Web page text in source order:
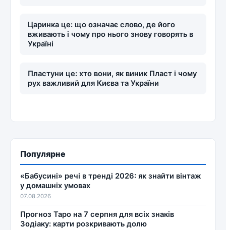
Царинка це: що означає слово, де його
вживають і чому про нього знову говорять в
Україні
Пластуни це: хто вони, як виник Пласт і чому
рух важливий для Києва та України
Популярне
«Бабусині» речі в тренді 2026: як знайти вінтаж
у домашніх умовах
07.08.2026
Прогноз Таро на 7 серпня для всіх знаків
Зодіаку: карти розкривають долю